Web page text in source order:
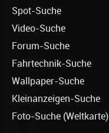
Spot-Suche
Video-Suche
Forum-Suche
Fahrtechnik-Suche
Wallpaper-Suche
Kleinanzeigen-Suche
Foto-Suche (Weltkarte)